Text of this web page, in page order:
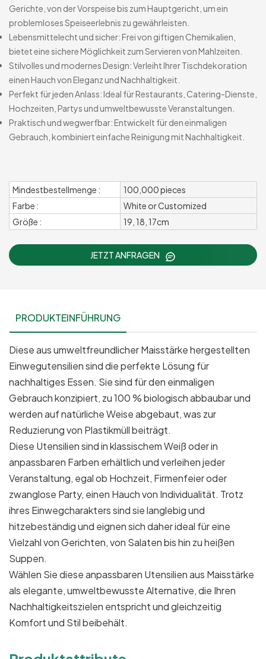
Gerichte, von der Vorspeise bis zum Hauptgericht, um ein
problemloses Speiseerlebnis zu gewährleisten.
Lebensmittelecht und sicher: Frei von giftigen Chemikalien,
bietet eine sichere Möglichkeit zum Servieren von Mahlzeiten.
Stilvolles und modernes Design: Verleiht Ihrer Tischdekoration
einen Hauch von Eleganz und Nachhaltigkeit.
Perfekt für jeden Anlass: Ideal für Restaurants, Catering-Dienste,
Hochzeiten, Partys und umweltbewusste Veranstaltungen.
Praktisch und wegwerfbar: Entwickelt für den einmaligen
Gebrauch, kombiniert einfache Reinigung mit Nachhaltigkeit.
Mindestbestellmenge :
100,000 pieces
Farbe :
White or Customized
Größe :
19, 18, 17cm
JETZT ANFRAGEN
PRODUKTEINFÜHRUNG
Diese aus umweltfreundlicher Maisstärke hergestellten
Einwegutensilien sind die perfekte Lösung für
nachhaltiges Essen. Sie sind für den einmaligen
Gebrauch konzipiert, zu 100 % biologisch abbaubar und
werden auf natürliche Weise abgebaut, was zur
Reduzierung von Plastikmüll beiträgt.
Diese Utensilien sind in klassischem Weiß oder in
anpassbaren Farben erhältlich und verleihen jeder
Veranstaltung, egal ob Hochzeit, Firmenfeier oder
zwanglose Party, einen Hauch von Individualität. Trotz
ihres Einwegcharakters sind sie langlebig und
hitzebeständig und eignen sich daher ideal für eine
Vielzahl von Gerichten, von Salaten bis hin zu heißen
Suppen.
Wählen Sie diese anpassbaren Utensilien aus Maisstärke
als elegante, umweltbewusste Alternative, die Ihren
Nachhaltigkeitszielen entspricht und gleichzeitig
Komfort und Stil beibehält.